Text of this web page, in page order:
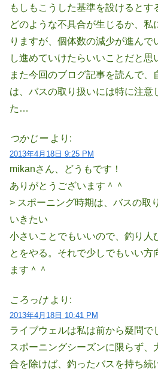
もしもこうした基準を設けるとす
どのような不具合が生じるか、私
りますが、個体数の減少が進んで
し進めていけたらいいことだと思
また今回のブログ記事を読んで、
は、バスの取り扱いには特に注意
た…
つかじー より:
2013年4月18日 9:25 PM
mikanさん、どうもです！
ありがとうございます＾＾
> スポーニング時期は、バスの取
いきたい
小さいことでもいいので、釣り人
とをやる。それで少しでもいい方
ます＾＾
ころっけ より:
2013年4月18日 10:41 PM
ライブウェルは私は前から疑問で
スポーニングシーズンに限らず、
合を除けば、釣ったバスを持ち続